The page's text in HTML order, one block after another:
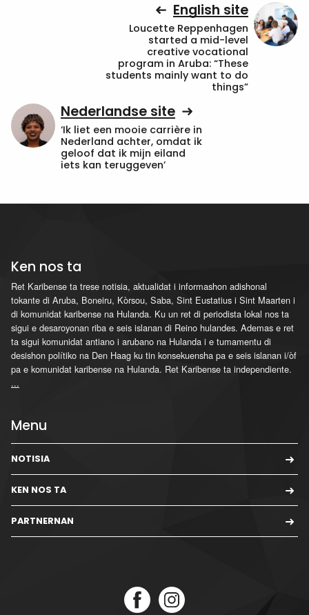
English site
Loucette Reppenhagen
started a mid-level
creative vocational
program in Aruba: “These
students mainly want to do
things”
Nederlandse site
‘Ik liet een mooie carrière in
Nederland achter, omdat ik
geloof dat ik mijn eiland
iets kan teruggeven’
Ken nos ta
Ret Karibense ta trese notisia, aktualidat i informashon adishonal
tokante di Aruba, Boneiru, Kòrsou, Saba, Sint Eustatius i Sint Maarten i
di komunidat karibense na Hulanda. Ku un ret di periodista lokal nos ta
sigui e desaroyonan riba e seis islanan di Reino hulandes. Ademas e ret
ta sigui komunidat antiano i arubano na Hulanda i e tumamentu di
desishon polítiko na Den Haag ku tin konsekuensha pa e seis islanan i/òf
pa e komunidat karibense na Hulanda. Ret Karibense ta independiente.
...
Menu
NOTISIA
KEN NOS TA
PARTNERNAN